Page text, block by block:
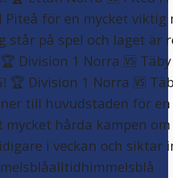
🏆 Division 1 Norra 🆚